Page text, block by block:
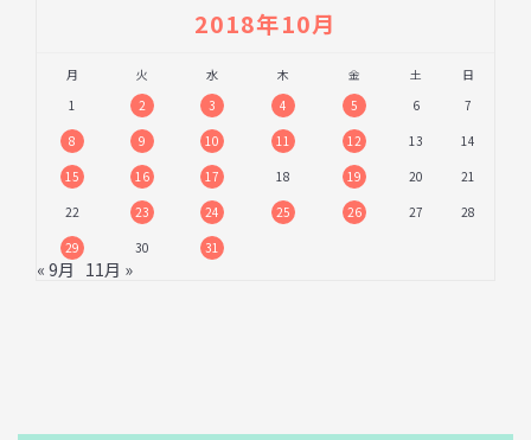
2018年10月
月 火 水 木 金 土
日
1
2 3 4 5 6
7
8
9 10 11 12 13
14
15
16 17 18 19 20
21
22
23 24 25 26 27
28
29
30 31
« 9月 11月 »